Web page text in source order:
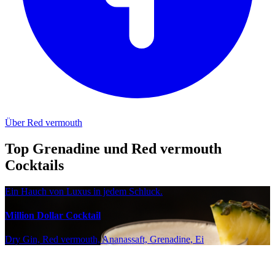
Über Red vermouth
Top Grenadine und Red vermouth
Cocktails
Ein Hauch von Luxus in jedem Schluck.
Million Dollar Cocktail
Dry Gin, Red vermouth, Ananassaft, Grenadine, Ei